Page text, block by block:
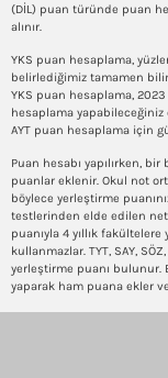
(DİL) puan türünde puan
alınır.
YKS puan hesaplama,
belirlediğimiz tamamen
YKS puan hesaplama, 2023
hesaplama
AYT puan hesaplama için
Puan hesabı yapılırken,
puanlar eklenir. Okul not
böylece yerleştirme
testlerinden elde edilen
puanıyla 4 yıllık
kullanmazlar. TYT, SAY,
yerleştirme puanı bulunur.
yaparak ham puana ekler